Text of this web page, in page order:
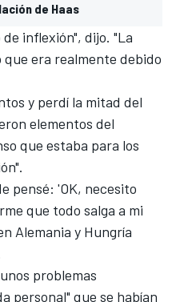
de Haas
inflexión", dijo. "La
era realmente debido
y perdí la mitad del
elementos del
que estaba para los
pensé: 'OK, necesito
que todo salga a mi
Alemania y Hungría
problemas
personal" que se habían